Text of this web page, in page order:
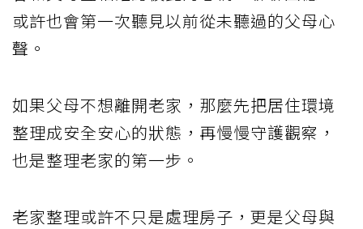
或許也會第一次聽見以前從未聽過的父母心
聲。
如果父母不想離開老家，那麼先把居住環境
整理成安全安心的狀態，再慢慢守護觀察，
也是整理老家的第一步。
老家整理或許不只是處理房子，更是父母與